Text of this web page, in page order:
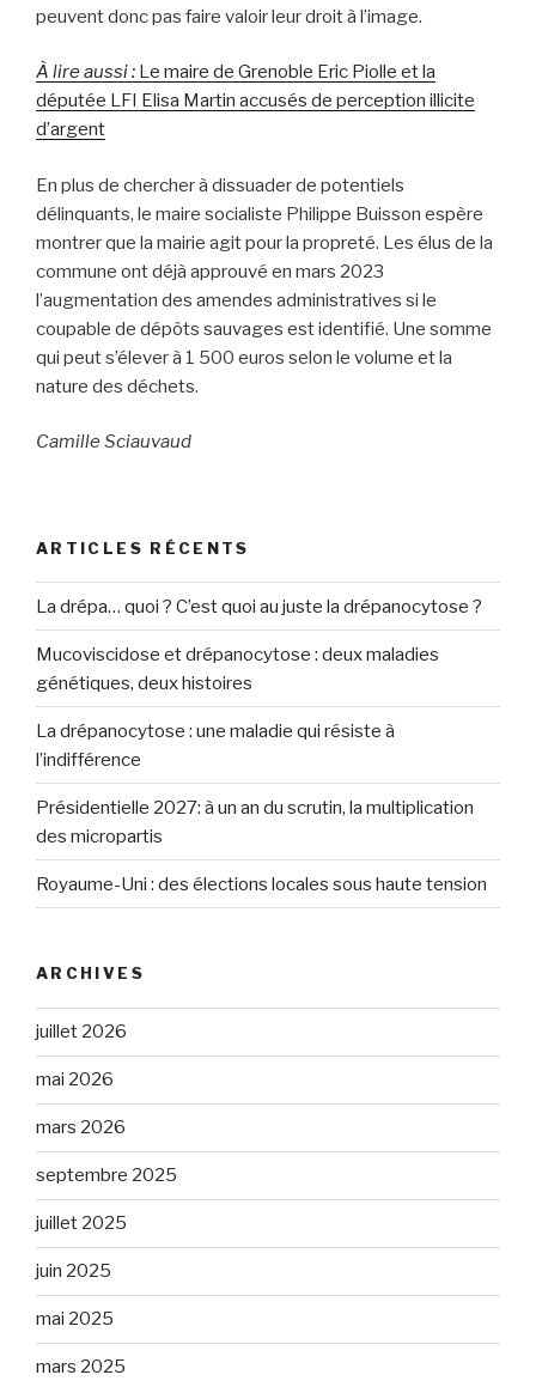
peuvent donc pas faire valoir leur droit à l’image.
À lire aussi : Le maire de Grenoble Eric Piolle et la
députée LFI Elisa Martin accusés de perception illicite
d’argent
En plus de chercher à dissuader de potentiels
délinquants, le maire socialiste Philippe Buisson espère
montrer que la mairie agit pour la propreté. Les élus de la
commune ont déjà approuvé en mars 2023
l’augmentation des amendes administratives si le
coupable de dépôts sauvages est identifié. Une somme
qui peut s’élever à 1 500 euros selon le volume et la
nature des déchets.
Camille Sciauvaud
ARTICLES RÉCENTS
La drépa… quoi ? C’est quoi au juste la drépanocytose ?
Mucoviscidose et drépanocytose : deux maladies
génétiques, deux histoires
La drépanocytose : une maladie qui résiste à
l’indifférence
Présidentielle 2027: à un an du scrutin, la multiplication
des micropartis
Royaume-Uni : des élections locales sous haute tension
ARCHIVES
juillet 2026
mai 2026
mars 2026
septembre 2025
juillet 2025
juin 2025
mai 2025
mars 2025